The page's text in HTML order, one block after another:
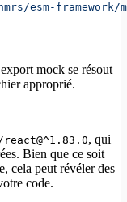
esm-framework/
mock se résout
approprié.
react@^1.83.0, qui
Bien que ce soit
cela peut révéler des
code.